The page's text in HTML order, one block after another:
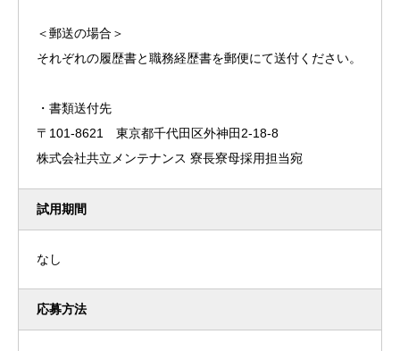
＜郵送の場合＞
それぞれの履歴書と職務経歴書を郵便にて送付ください。
・書類送付先
〒101-8621 東京都千代田区外神田2-18-8
株式会社共立メンテナンス 寮長寮母採用担当宛
試用期間
なし
応募方法